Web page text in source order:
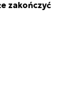
zakończyć